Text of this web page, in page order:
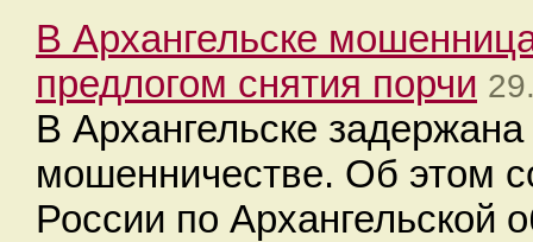
В Архангельске
предлогом снятия порчи
В Архангельске
мошенничестве. Об этом
России по Архангельской